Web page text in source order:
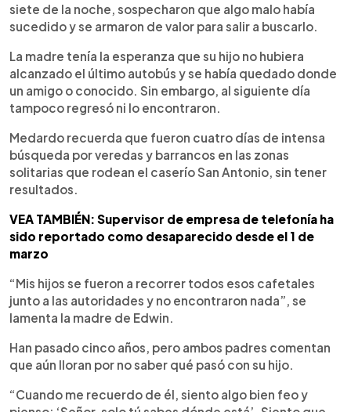
siete de la noche, sospecharon que algo malo había
sucedido y se armaron de valor para salir a buscarlo.
La madre tenía la esperanza que su hijo no hubiera
alcanzado el último autobús y se había quedado donde
un amigo o conocido. Sin embargo, al siguiente día
tampoco regresó ni lo encontraron.
Medardo recuerda que fueron cuatro días de intensa
búsqueda por veredas y barrancos en las zonas
solitarias que rodean el caserío San Antonio, sin tener
resultados.
VEA TAMBIÉN: Supervisor de empresa de telefonía ha
sido reportado como desaparecido desde el 1 de
marzo
“Mis hijos se fueron a recorrer todos esos cafetales
junto a las autoridades y no encontraron nada”, se
lamenta la madre de Edwin.
Han pasado cinco años, pero ambos padres comentan
que aún lloran por no saber qué pasó con su hijo.
“Cuando me recuerdo de él, siento algo bien feo y